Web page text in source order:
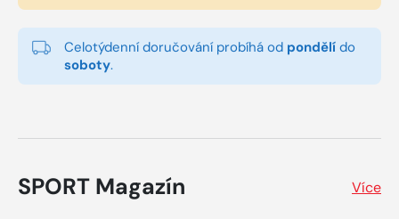
Celotýdenní doručování probíhá od pondělí do
soboty.
SPORT Magazín Více